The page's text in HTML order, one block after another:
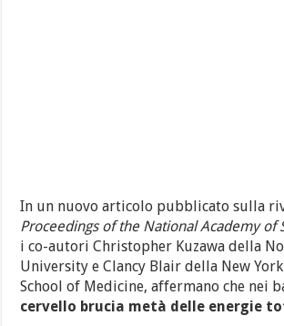
In un nuovo articolo pubblicato sulla
Proceedings of the National Academy of
i co-autori Christopher Kuzawa della
University e Clancy Blair della New
School of Medicine, affermano che nei
cervello brucia metà delle energie